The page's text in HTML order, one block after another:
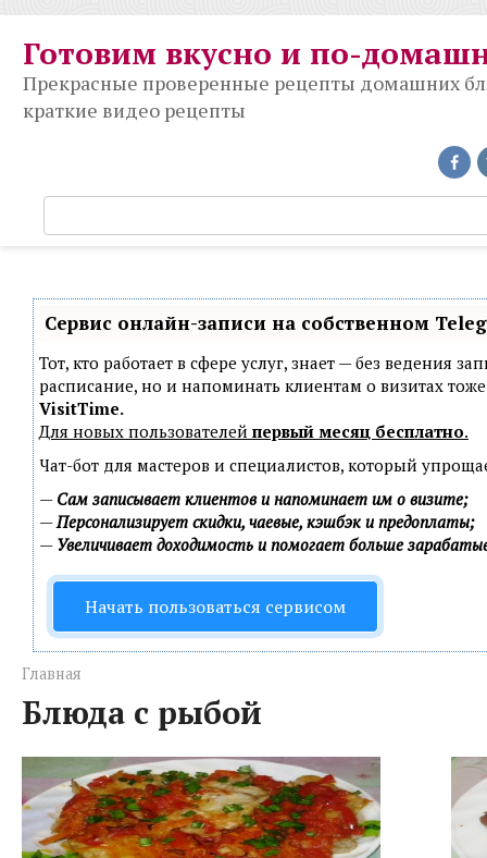
контенту
Готовим вкусно и по-
Прекрасные проверенные рецепты домашних
краткие видео рецепты
о
к
Сервис онлайн-записи на собственном
Тот, кто работает в сфере услуг, знает — без ведения
расписание, но и напоминать клиентам о визитах
VisitTime.
Для новых пользователей первый месяц бесплатно.
Чат-бот для мастеров и специалистов, который
— Сам записывает клиентов и напоминает им о визите;
—Персонализирует скидки, чаевые, кэшбэк и предоплаты;
— Увеличивает доходимость и помогает больше
Начать пользоваться сервисом
Главная
Блюда с рыбой